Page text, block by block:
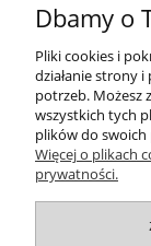
Odbiór osobisty
Osobisty w
telefonicznym
termin (brak
Darmowa
Darmowa
Dbamy o
Pliki cookies i
działanie strony
potrzeb. Możesz
wszystkich tych
plików do swoich
Więcej o plikach
prywatności.